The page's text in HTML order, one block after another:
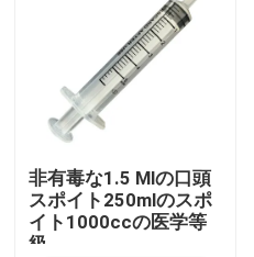
非有毒な1.5 Mlの口頭
スポイト250mlのスポ
イト1000ccの医学等
級